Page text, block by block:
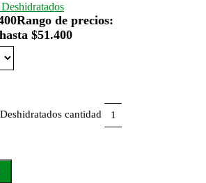
Rango de precios:
$51.400
cantidad